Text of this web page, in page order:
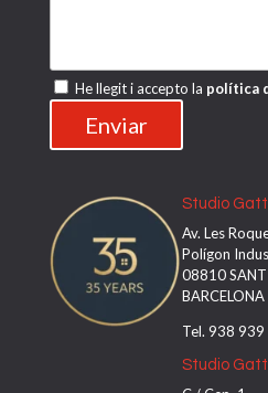
He llegit i accepto la política
Studio
Av. Les
Polígon
08810 SANT
BARCELONA
Tel. 938 939
Studio